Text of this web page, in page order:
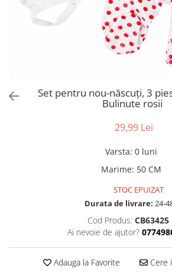
Set pentru nou-născuți, 3
Bulinute rosii
29,99 Lei
Varsta: 0 luni
Marime: 50 CM
STOC EPUIZAT
Durata de livrare: 24-
Cod Produs: CB63425
Ai nevoie de ajutor?
Adauga la Favorite Cere